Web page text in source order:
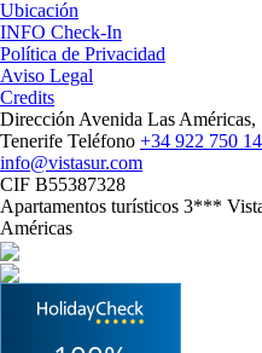
Ubicación
INFO Check-In
Política de Privacidad
Aviso Legal
Credits
Dirección Avenida Las Américas,
Tenerife Teléfono +34 922 750
info@vistasur.com
CIF B55387328
Apartamentos turísticos 3***
Américas